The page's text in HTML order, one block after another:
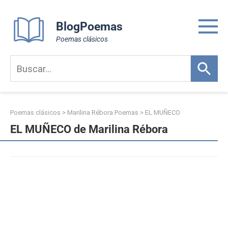
content
BlogPoemas
Poemas clásicos
Poemas clásicos > Marilina Rébora Poemas > EL MUÑECO
EL MUÑECO de Marilina Rébora